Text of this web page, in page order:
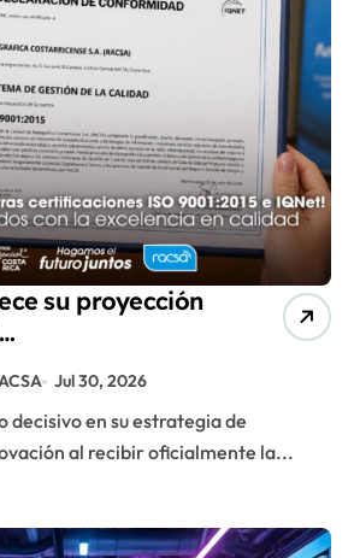
su proyección
ISO
Jul 30, 2026
al recibir oficialmente la...